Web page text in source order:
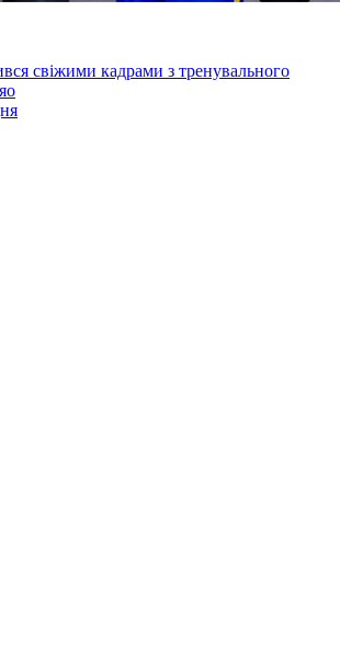
свіжими кадрами з тренувального